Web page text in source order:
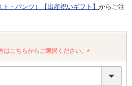
・パンツ）【出産祝いギフト】 からご注
こちらからご選択ください。
(必